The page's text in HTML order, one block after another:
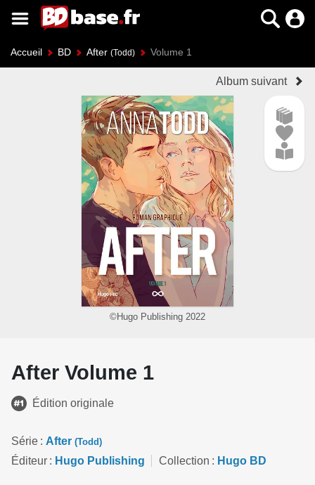
Accueil BD After (Todd) Volume 1
Album suivant
©Hugo Publishing 2022
After Volume 1
Édition originale
Série After (Todd)
Éditeur Hugo Publishing Collection Hugo BD